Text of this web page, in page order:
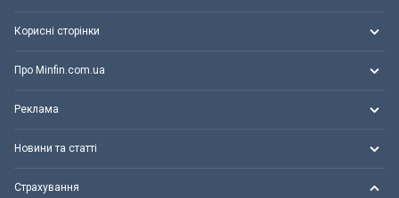
Корисні сторінки
Про Minfin.com.ua
Реклама
Новини та статті
Страхування